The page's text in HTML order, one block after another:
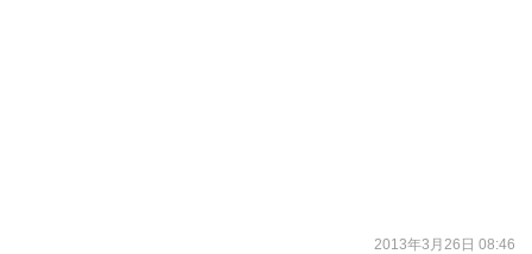
2013年3月26日 08:46